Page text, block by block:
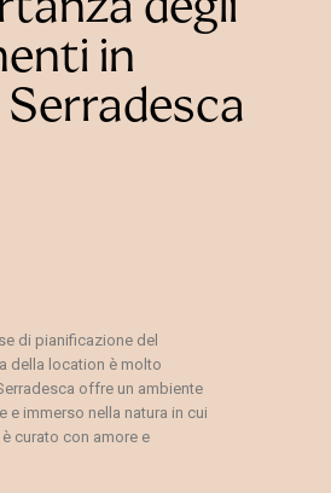
in
di pianificazione del
della location è molto
offre un ambiente
e immerso nella natura in cui
curato con amore e